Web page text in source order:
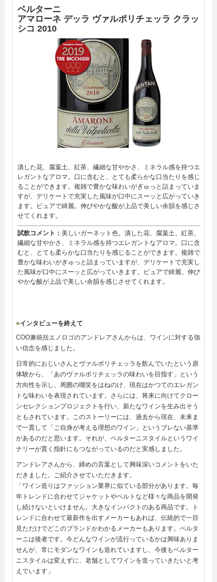
ベルターニ
アマローネ デッラ ヴァルポリチェッラ クラッ
シコ 2010
潰した花、腐葉土、紅茶、繊細な甘やかさ、ミネラル感を持つエ
レガントなアロマ。口に含むと、とても柔らかな口当たりを感じ
ることができます。複雑で豊かな味わいがぎゅっと詰まっていま
すが、デリケートで充実した風味が口中にスーッと広がっていき
ます。ピュアで綺麗。伸びやかな酸が上品で美しい余韻を感じさ
せてくれます。
試飲コメント： 美しいガーネット色。潰した花、腐葉土、紅茶、
繊細な甘やかさ、ミネラル感を持つエレガントなアロマ。口に含
むと、とても柔らかな口当たりを感じることができます。複雑で
豊かな味わいがぎゅっと詰まっていますが、デリケートで充実し
た風味が口中にスーッと広がっていきます。ピュアで綺麗。伸び
やかな酸が上品で美しい余韻を感じさせてくれます。
■インタビューを終えて
COO兼統括エノロゴのアンドレアさんからは、ワインに対する強
い信念を感じました。
日常的におじいさんとヴァルポリチェッラを飲んでいたという原
体験から、「あのヴァルポリチェッラの味わいを目指す」という
方向性を示し、周囲の嘲笑をはねのけ、現在はかつてのエレガン
トな味わいを表現されています。さらには、将来に向けてクロー
ンセレクションプロジェクトを行い、新たなワインを生み出そう
ともされています。このストーリーには、過去から現在、未来ま
で一貫して「ご自身が考える理想のワイン」というブレない基準
があるのだと思います。それが、ベルターニスタイルというワイ
ナリーが貫く指針にもつながっているのだと実感しました。
アンドレアさんから、締めの言葉として興味深いコメントをいた
だきました。ご紹介させていただきます。
「ワイン造りはファッション業界に似ている部分があります。毎
年トレンドに合わせてジャケットやベルトなど様々な商品を開発
し続けないといけません。大きなインパクトのある商品です。ト
レンドに合わせて最新作を出すメーカーもあれば、伝統的で一目
見ただけでどこのブランドかわかるメーカーもあります。ベルタ
ーニは後者です。今どんなワインが流行っているかは興味ありま
せんが、常にモダンなワインも造れていますし、今後もベルター
ニスタイルは変えずに、老舗としてワインを造っていきたいと考
えています」